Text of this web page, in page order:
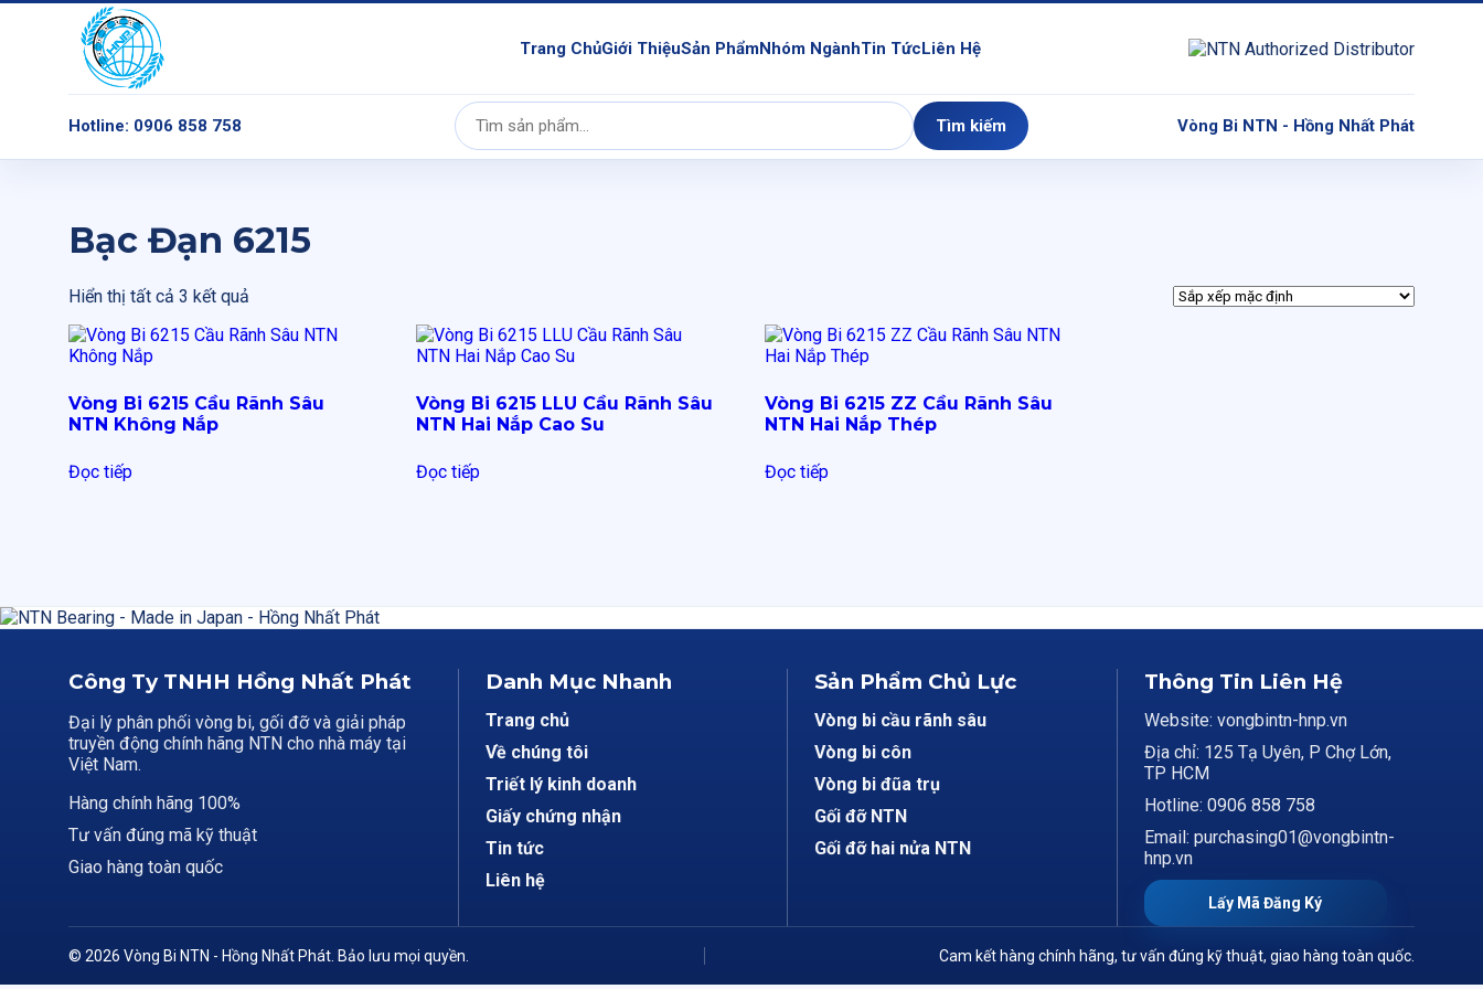
Trang ChủGiới ThiệuSản PhẩmNhóm NgànhTin TứcLiên Hệ
Hotline: 0906 858 758
Tìm
kiếm:
Tìm kiếm Vòng Bi NTN - Hồng Nhất Phát
Bạc Đạn 6215
Hiển thị tất cả 3 kết quả
Vòng Bi 6215 Cầu Rãnh Sâu
NTN Không Nắp
Đọc tiếp
Vòng Bi 6215 LLU Cầu Rãnh Sâu
NTN Hai Nắp Cao Su
Đọc tiếp
Vòng Bi 6215 ZZ Cầu Rãnh Sâu
NTN Hai Nắp Thép
Đọc tiếp
Công Ty TNHH Hồng Nhất Phát
Đại lý phân phối vòng bi, gối đỡ và giải pháp
truyền động chính hãng NTN cho nhà máy tại
Việt Nam.
Hàng chính hãng 100%
Tư vấn đúng mã kỹ thuật
Giao hàng toàn quốc
Danh Mục Nhanh
Trang chủ
Về chúng tôi
Triết lý kinh doanh
Giấy chứng nhận
Tin tức
Liên hệ
Sản Phẩm Chủ Lực
Vòng bi cầu rãnh sâu
Vòng bi côn
Vòng bi đũa trụ
Gối đỡ NTN
Gối đỡ hai nửa NTN
Thông Tin Liên Hệ
Website: vongbintn-hnp.vn
Địa chỉ: 125 Tạ Uyên, P Chợ Lớn,
TP HCM
Hotline: 0906 858 758
Email: purchasing01@vongbintn-
hnp.vn
Lấy Mã Đăng Ký
© 2026 Vòng Bi NTN - Hồng Nhất Phát. Bảo lưu mọi quyền. Cam kết hàng chính hãng, tư vấn đúng kỹ thuật, giao hàng toàn quốc.